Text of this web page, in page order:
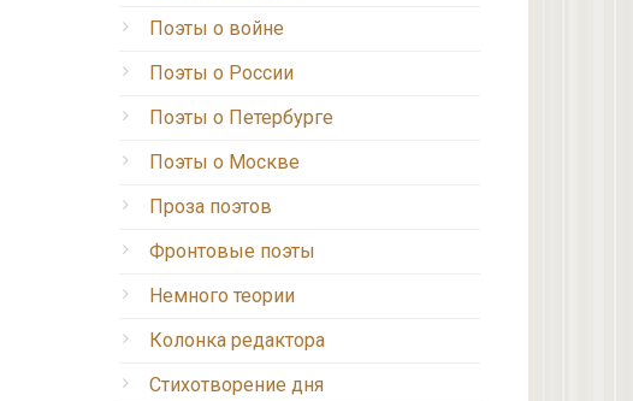
Поэты о войне
Поэты о России
Поэты о Петербурге
Поэты о Москве
Проза поэтов
Фронтовые поэты
Немного теории
Колонка редактора
Стихотворение дня